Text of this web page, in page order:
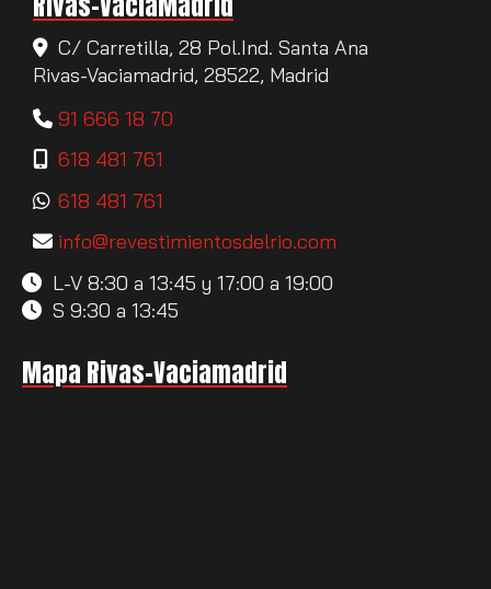
C/ Carretilla, 28 Pol.Ind. Santa Ana
Rivas-Vaciamadrid, 28522, Madrid
91 666 18 70
618 481 761
618 481 761
info
revestimientosdelrio.com
L-V 8:30 a 13:45 y 17:00 a 19:00
S 9:30 a 13:45
Mapa Rivas-Vaciamadrid